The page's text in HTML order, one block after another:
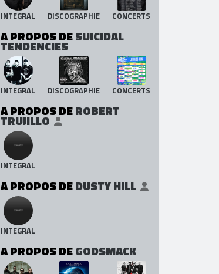
INTEGRAL DISCOGRAPHIE CONCERTS
A PROPOS DESUICIDAL
TENDENCIES
INTEGRAL DISCOGRAPHIE CONCERTS
A PROPOS DEROBERT
TRUJILLO
INTEGRAL
A PROPOS DEDUSTY HILL
INTEGRAL
A PROPOS DEGODSMACK